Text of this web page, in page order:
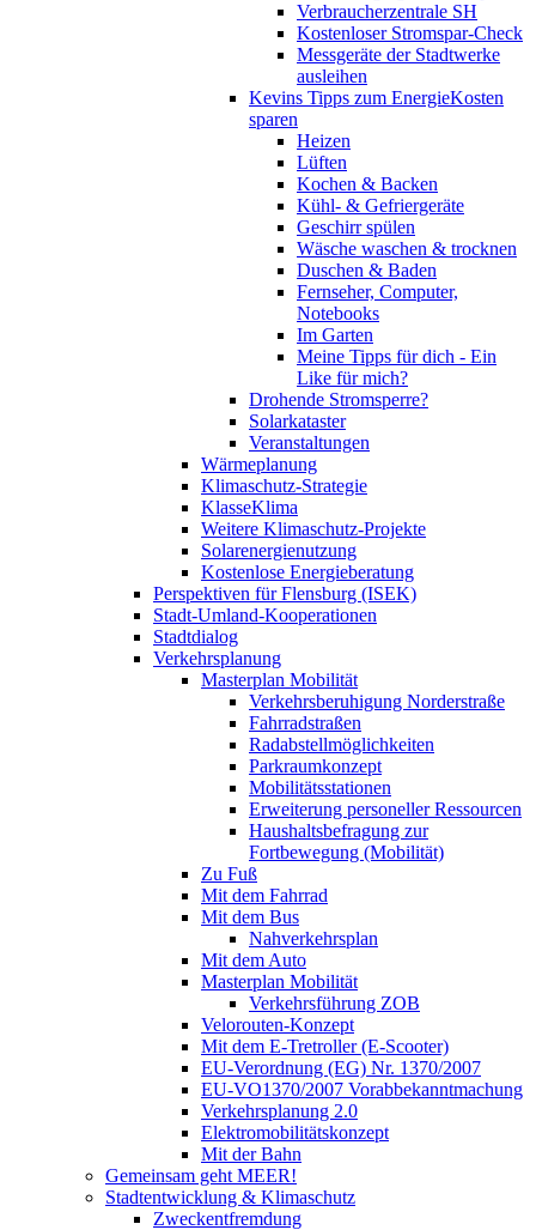
Verbraucherzentrale SH
Kostenloser Stromspar-Check
Messgeräte der Stadtwerke
ausleihen
Kevins Tipps zum EnergieKosten
sparen
Heizen
Lüften
Kochen & Backen
Kühl- & Gefriergeräte
Geschirr spülen
Wäsche waschen & trocknen
Duschen & Baden
Fernseher, Computer,
Notebooks
Im Garten
Meine Tipps für dich - Ein
Like für mich?
Drohende Stromsperre?
Solarkataster
Veranstaltungen
Wärmeplanung
Klimaschutz-Strategie
KlasseKlima
Weitere Klimaschutz-Projekte
Solarenergienutzung
Kostenlose Energieberatung
Perspektiven für Flensburg (ISEK)
Stadt-Umland-Kooperationen
Stadtdialog
Verkehrsplanung
Masterplan Mobilität
Verkehrsberuhigung Norderstraße
Fahrradstraßen
Radabstellmöglichkeiten
Parkraumkonzept
Mobilitätsstationen
Erweiterung personeller Ressourcen
Haushaltsbefragung zur
Fortbewegung (Mobilität)
Zu Fuß
Mit dem Fahrrad
Mit dem Bus
Nahverkehrsplan
Mit dem Auto
Masterplan Mobilität
Verkehrsführung ZOB
Velorouten-Konzept
Mit dem E-Tretroller (E-Scooter)
EU-Verordnung (EG) Nr. 1370/2007
EU-VO1370/2007 Vorabbekanntmachung
Verkehrsplanung 2.0
Elektromobilitätskonzept
Mit der Bahn
Gemeinsam geht MEER!
Stadtentwicklung & Klimaschutz
Zweckentfremdung